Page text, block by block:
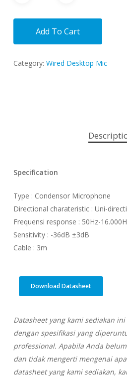
Add To Cart
Category: Wired Desktop Mic
Specification
Type : Condensor Microphone
Directional charateristic : Uni-
Frequensi response : 50Hz-
Sensitivity : -36dB ±3dB
Cable : 3m
Download Datasheet
Datasheet yang kami sediakan
dengan spesifikasi yang
professional. Apabila Anda
dan tidak mengerti mengenai
datasheet yang kami sediakan,